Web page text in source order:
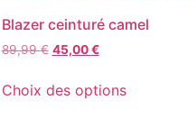
Blazer ceinturé camel
89,99€ 45,00€
Choix des options